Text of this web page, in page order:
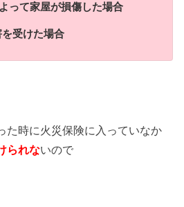
って家屋が損傷した場合
受けた場合
た時に火災保険に入っていなか
られないので